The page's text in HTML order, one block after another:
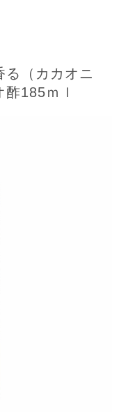
（カカオニ
185ｍｌ